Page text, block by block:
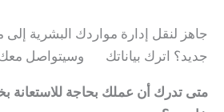
جاهز لنقل إدارة مواردك البشرية
جديد؟ اترك بياناتك
وسيتواصل
متى تدرك أن عملك بحاجة للاستعانة